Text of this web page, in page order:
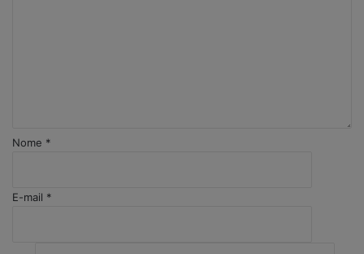
*
Nome *
E-mail *